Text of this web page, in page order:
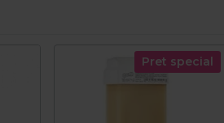
Pret special